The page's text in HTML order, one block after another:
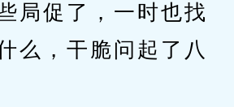
促了，一时也找
么，干脆问起了八